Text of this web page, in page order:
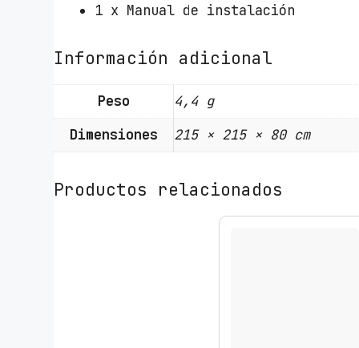
1 x Manual de instalación
Información adicional
Peso
4,4 g
Dimensiones
215 × 215 × 80 cm
Productos relacionados